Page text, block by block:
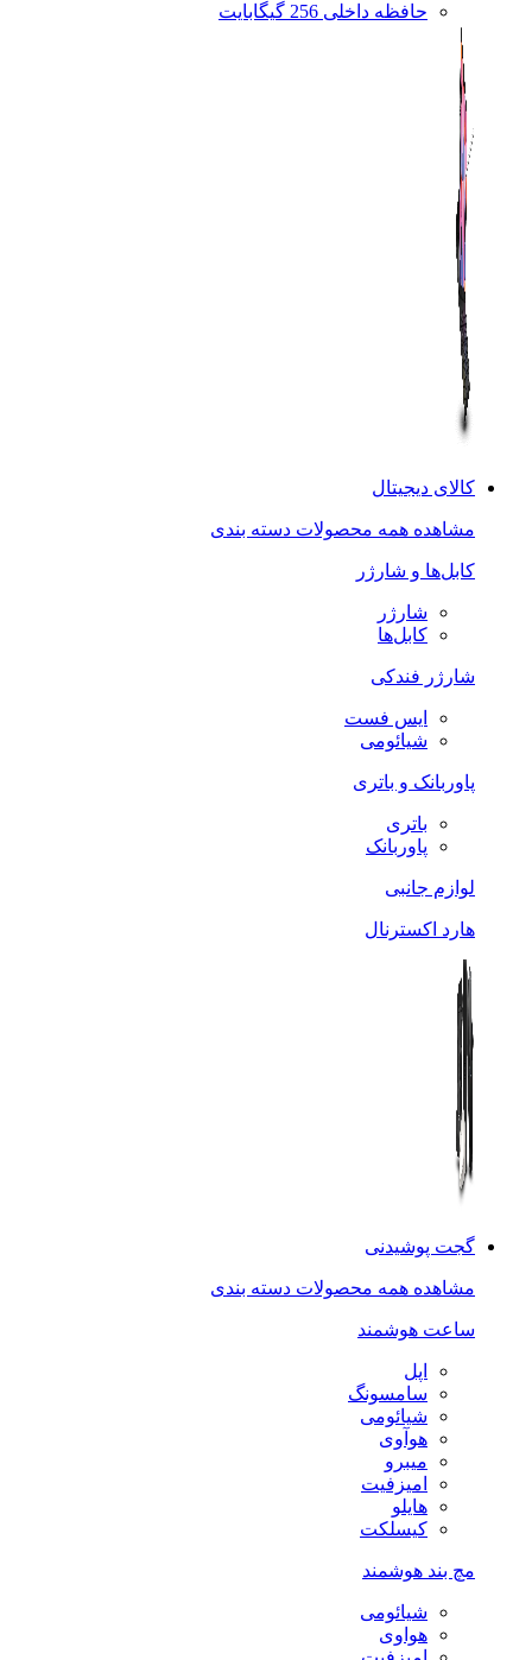
حافظه داخلی 256 گیگابایت
کالای دیجیتال
مشاهده همه محصولات دسته بندی
کابل‌ها و شارژر
شارژر
کابل‌ها
شارژر فندکی
ایس فست
شیائومی
پاوربانک و باتری
باتری
پاوربانک
لوازم جانبی
هارد اکسترنال
گجت پوشیدنی
مشاهده همه محصولات دسته بندی
ساعت هوشمند
اپل
سامسونگ
شیائومی
هوآوی
میبرو
امیزفیت
هایلو
کیسلکت
مچ بند هوشمند
شیائومی
هواوی